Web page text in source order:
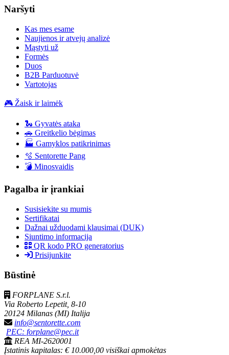
Naršyti
Kas mes esame
Naujienos ir atvejų analizė
Mąstyti už
Formės
Duos
B2B Parduotuvė
Vartotojas
🎮 Žaisk ir laimėk
🐍 Gyvatės ataka
🚗 Greitkelio bėgimas
🏭 Gamyklos patikrinimas
🫧 Sentorette Pang
💣 Minosvaidis
Pagalba ir įrankiai
Susisiekite su mumis
Sertifikatai
Dažnai užduodami klausimai (DUK)
Siuntimo informacija
QR kodo PRO generatorius
Prisijunkite
Būstinė
FORPLANE S.r.l.
Via Roberto Lepetit, 8-10
20124 Milanas (MI) Italija
info@sentorette.com
PEC: forplane@pec.it
REA MI-2620001
Įstatinis kapitalas: € 10.000,00 visiškai apmokėtas